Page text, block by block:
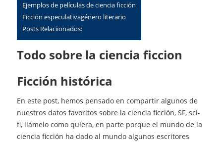
Ejemplos de películas de ciencia ficción
Ficción especulativagénero literario
Posts Relaciionados:
Todo sobre la ciencia ficcion
Ficción histórica
En este post, hemos pensado en compartir algunos de
nuestros datos favoritos sobre la ciencia ficción, SF, sci-
fi, llámelo como quiera, en parte porque el mundo de la
ciencia ficción ha dado al mundo algunos escritores